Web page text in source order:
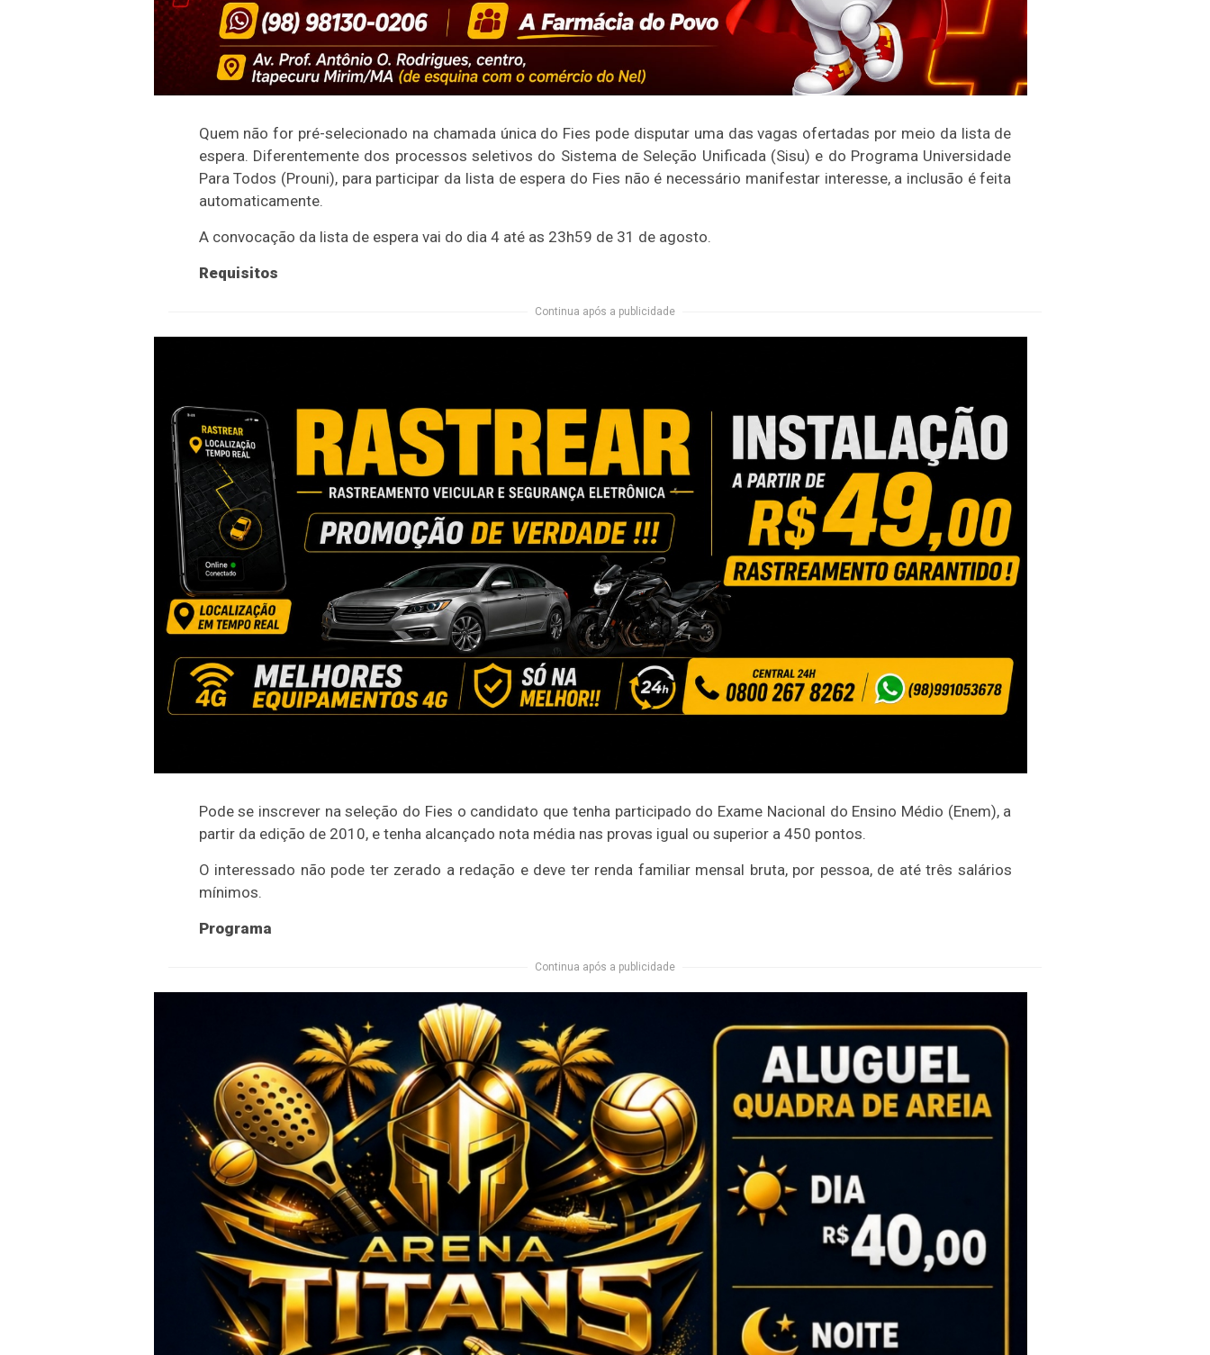
Quem não for pré-selecionado na chamada única do Fies pode disputar uma das vagas ofertadas por meio da lista de
espera. Diferentemente dos processos seletivos do Sistema de Seleção Unificada (Sisu) e do Programa Universidade
Para Todos (Prouni), para participar da lista de espera do Fies não é necessário manifestar interesse, a inclusão é feita
automaticamente.
A convocação da lista de espera vai do dia 4 até as 23h59 de 31 de agosto.
Requisitos
Continua após a publicidade
Pode se inscrever na seleção do Fies o candidato que tenha participado do Exame Nacional do Ensino Médio (Enem), a
partir da edição de 2010, e tenha alcançado nota média nas provas igual ou superior a 450 pontos.
O interessado não pode ter zerado a redação e deve ter renda familiar mensal bruta, por pessoa, de até três salários
mínimos.
Programa
Continua após a publicidade